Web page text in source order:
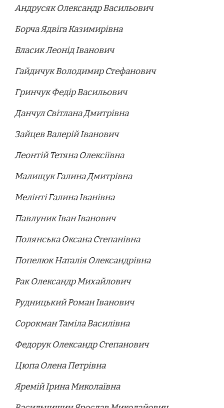
Андрусяк Олександр Васильович
Борча Ядвіга Казимирівна
Власик Леонід Іванович
Гайдичук Володимир Стефанович
Гринчук Федір Васильович
Данчул Світлана Дмитрівна
Зайцев Валерій Іванович
Леонтій Тетяна Олексіївна
Малищук Галина Дмитрівна
Мелінті Галина Іванівна
Павлуник Іван Іванович
Полянська Оксана Степанівна
Попелюк Наталія Олександрівна
Рак Олександр Михайлович
Рудницький Роман Іванович
Сорокман Таміла Василівна
Федорук Олександр Степанович
Цюпа Олена Петрівна
Яремій Ірина Миколаївна